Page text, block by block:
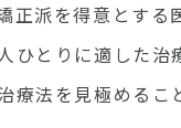
派を得意とする
とりに適した治
法を見極めるこ